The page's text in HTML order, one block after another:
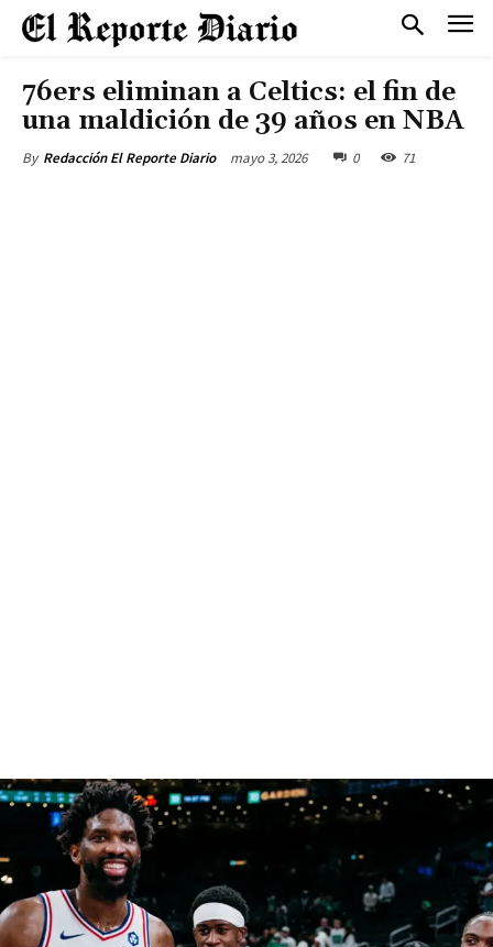
76ers eliminan a Celtics: el fin de
una maldición de 39 años en NBA
By Redacción El Reporte Diario mayo 3, 2026 0 71